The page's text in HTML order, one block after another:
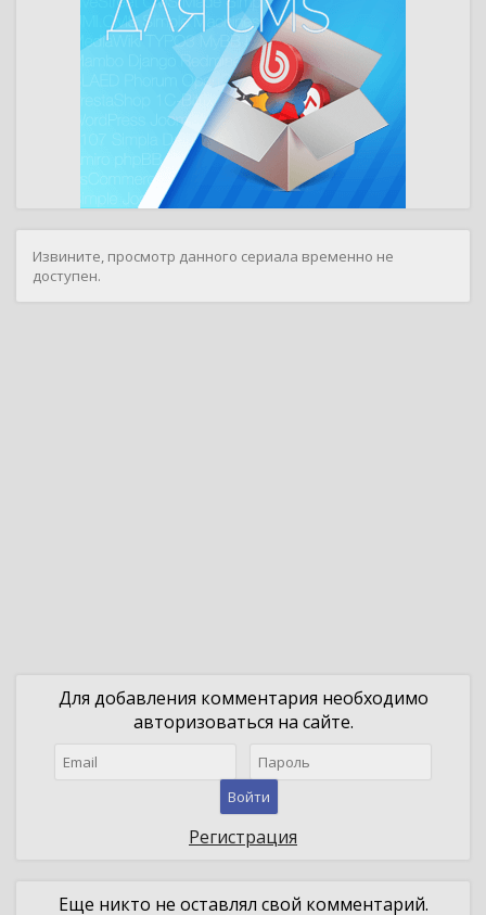
Извините, просмотр данного сериала временно не
доступен.
Для добавления комментария необходимо
авторизоваться на сайте.
Войти
Регистрация
Еще никто не оставлял свой комментарий.